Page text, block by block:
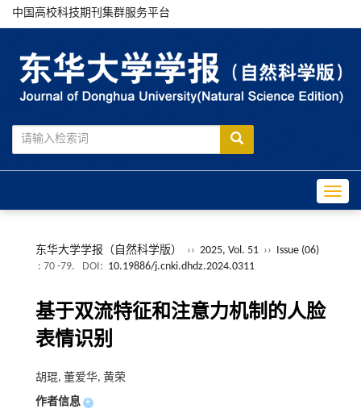
中国高校科技期刊集群服务平台
东华大学学报（自然科学版） ›› 2025, Vol. 51 ›› Issue (06)
: 70 -79.
DOI: 10.19886/j.cnki.dhdz.2024.0311
基于双流特征和注意力机制的人脸
表情识别
胡琨, 董爱华, 黄荣
作者信息 +